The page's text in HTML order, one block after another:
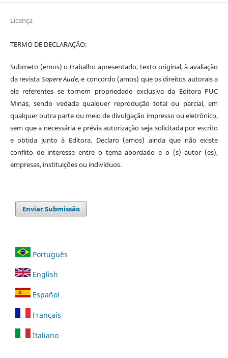
Licença
TERMO DE DECLARAÇÃO:
Submeto (emos) o trabalho apresentado, texto original, à avaliação
da revista Sapere Aude, e concordo (amos) que os direitos autorais a
ele referentes se tornem propriedade exclusiva da Editora PUC
Minas, sendo vedada qualquer reprodução total ou parcial, em
qualquer outra parte ou meio de divulgação impresso ou eletrônico,
sem que a necessária e prévia autorização seja solicitada por escrito
e obtida junto à Editora. Declaro (amos) ainda que não existe
conflito de interesse entre o tema abordado e o (s) autor (es),
empresas, instituições ou indivíduos.
Enviar Submissão
Português
English
Español
Français
Italiano